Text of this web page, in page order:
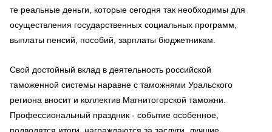
те реальные деньги, которые сегодня так необходимы для
осуществления государственных социальных программ,
выплаты пенсий, пособий, зарплаты бюджетникам.
Свой достойный вклад в деятельность российской
таможенной системы наравне с таможнями Уральского
региона вносит и коллектив Магнитогорской таможни.
Профессиональный праздник - событие особенное,
подводятся итоги, награждаются за заслуги лучшие.